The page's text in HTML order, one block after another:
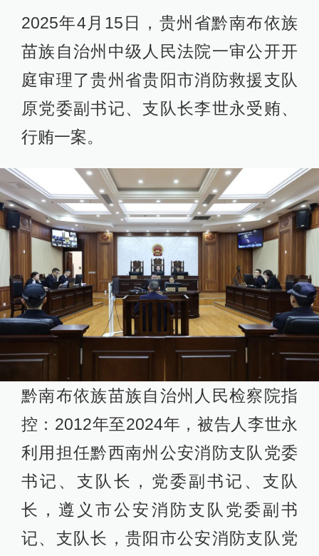
2025年4月15日，贵州省黔南布依族
苗族自治州中级人民法院一审公开开
庭审理了贵州省贵阳市消防救援支队
原党委副书记、支队长李世永受贿、
行贿一案。
黔南布依族苗族自治州人民检察院指
控：2012年至2024年，被告人李世永
利用担任黔西南州公安消防支队党委
书记、支队长，党委副书记、支队
长，遵义市公安消防支队党委副书
记、支队长，贵阳市公安消防支队党